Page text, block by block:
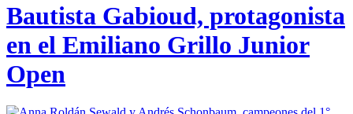
Bautista Gabioud, protagonista
en el Emiliano Grillo Junior
Open